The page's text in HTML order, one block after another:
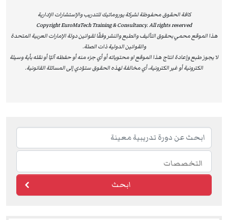
كافة الحقوق محفوظة لشركة يوروماتيك للتدريب والإستشارات الإدارية
Copyright EuroMaTech Training & Consultancy. All rights reserved
هذا الموقع محمي بحقوق التآليف والطبع والنشر وفقًا لقوانين دولة الإمارات العربية المتحدة
والقوانين الدولية ذات الصلة.
لا يجوز طبع وإعادة انتاج هذا الموقع او محتوياته أو أي جزء منه أو حفظه آليًا أو نقله بأية وسيلة
الكترونية أو غير الكترونية، أي مخالفة لهذه الحقوق ستؤدي إلى المسائلة القانونية.
ابحث